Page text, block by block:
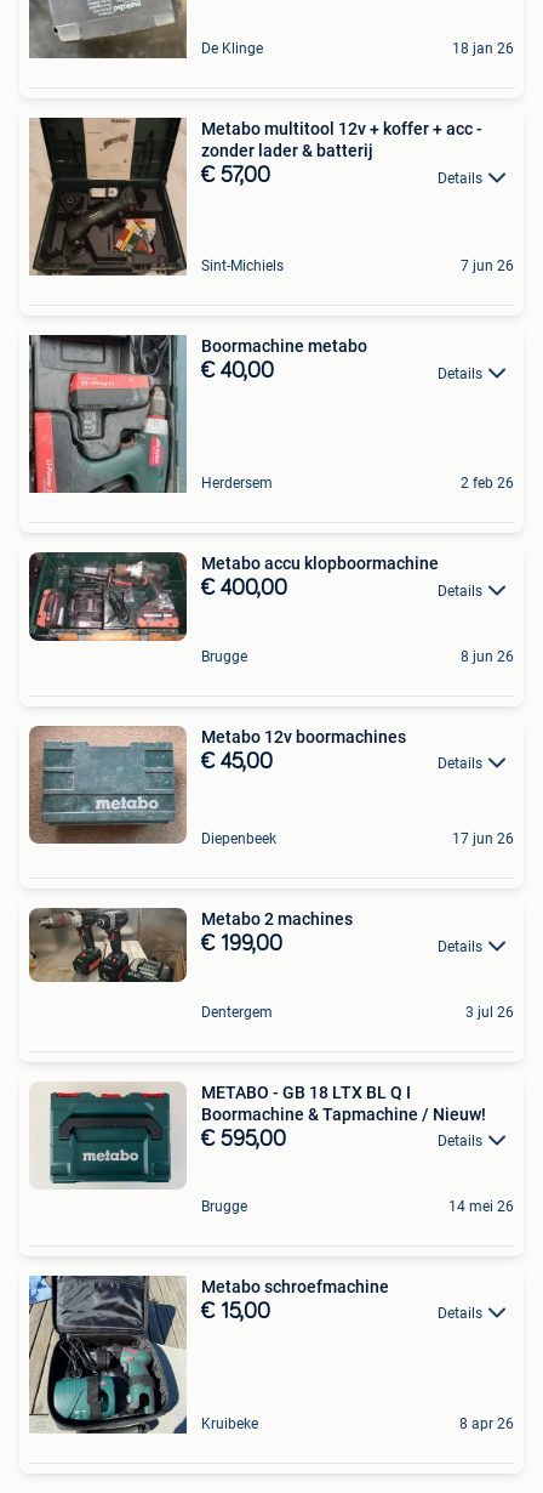
De Klinge 18 jan 26
Metabo multitool 12v + koffer + acc -
zonder lader & batterij
€ 57,00 Details
Sint-Michiels 7 jun 26
Boormachine metabo
€ 40,00 Details
Herdersem 2 feb 26
Metabo accu klopboormachine
€ 400,00 Details
Brugge 8 jun 26
Metabo 12v boormachines
€ 45,00 Details
Diepenbeek 17 jun 26
Metabo 2 machines
€ 199,00 Details
Dentergem 3 jul 26
METABO - GB 18 LTX BL Q I
Boormachine & Tapmachine / Nieuw!
€ 595,00 Details
Brugge 14 mei 26
Metabo schroefmachine
€ 15,00 Details
Kruibeke 8 apr 26